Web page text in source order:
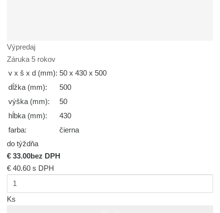
Výpredaj
Záruka 5 rokov
v x š x d (mm): 50 x 430 x 500
dĺžka (mm):
500
výška (mm):
50
hĺbka (mm):
430
farba:
čierna
do týždňa
€ 33.00bez DPH
€ 40.60s DPH
Ks